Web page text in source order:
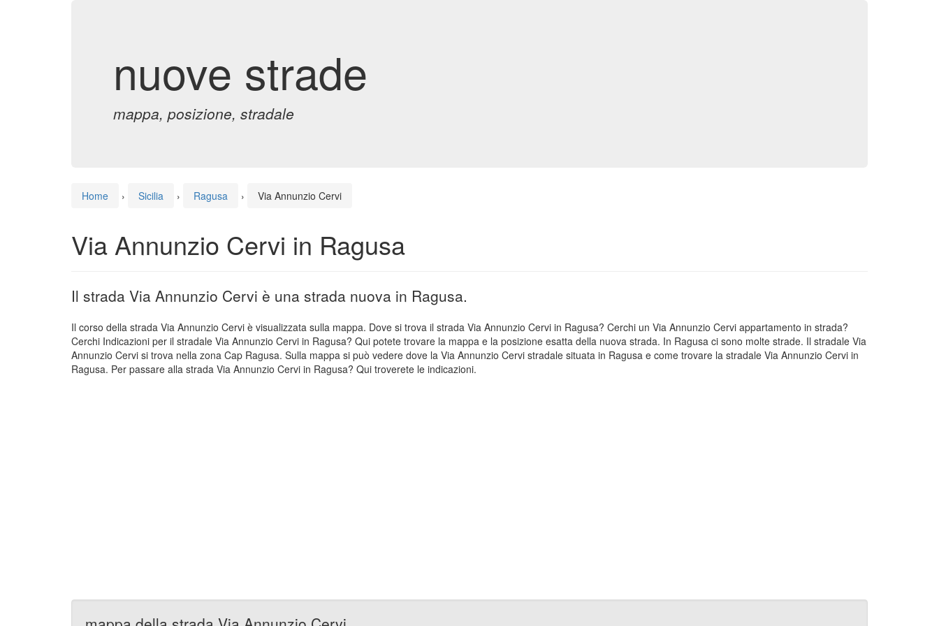
nuove strade
mappa, posizione, stradale
Home › Sicilia › Ragusa › Via Annunzio Cervi
Via Annunzio Cervi in Ragusa
Il strada Via Annunzio Cervi è una strada nuova in Ragusa.
Il corso della strada Via Annunzio Cervi è visualizzata sulla mappa. Dove si trova il strada Via Annunzio Cervi in Ragusa? Cerchi un Via Annunzio Cervi appartamento in strada?
Cerchi Indicazioni per il stradale Via Annunzio Cervi in Ragusa? Qui potete trovare la mappa e la posizione esatta della nuova strada. In Ragusa ci sono molte strade. Il stradale Via
Annunzio Cervi si trova nella zona Cap Ragusa. Sulla mappa si può vedere dove la Via Annunzio Cervi stradale situata in Ragusa e come trovare la stradale Via Annunzio Cervi in
Ragusa. Per passare alla strada Via Annunzio Cervi in Ragusa? Qui troverete le indicazioni.